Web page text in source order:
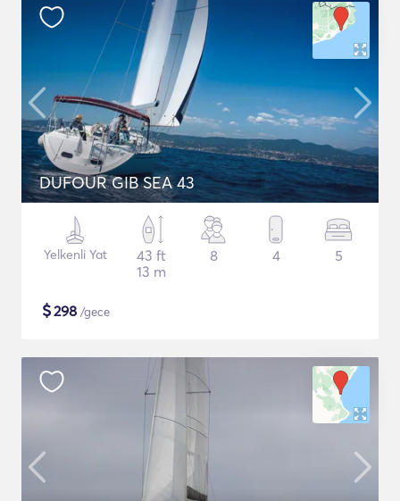
DUFOUR GIB SEA 43
Yelkenli Yat
43 ft
13 m
8 4 5
$298 /gece